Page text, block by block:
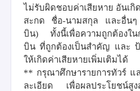
ไม่รับผิดชอบค่าเสียหาย อันเ
สะกด ชื่อ-นามสกุล และอื่นๆ
บิน) ทั้งนี้เพื่อความถูกต้องในก
บิน ที่ถูกต้องเป็นสำคัญ และ
ให้เกิดค่าเสียหายเพิ่มเติมได้
** กรุณาศึกษารายการทัวร์ แ
ละเอียด เพื่อผลประโยชน์สูง